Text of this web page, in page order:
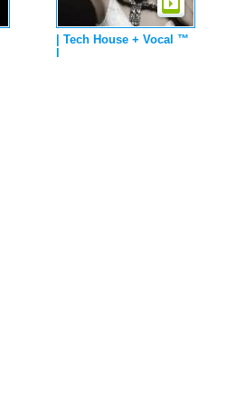
| Tech House + Vocal ™